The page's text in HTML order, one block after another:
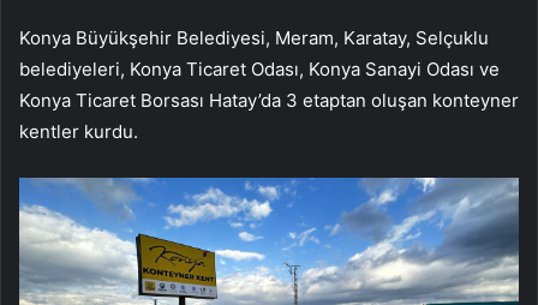
Konya Büyükşehir Belediyesi, Meram, Karatay, Selçuklu
belediyeleri, Konya Ticaret Odası, Konya Sanayi Odası ve
Konya Ticaret Borsası Hatay’da 3 etaptan oluşan konteyner
kentler kurdu.